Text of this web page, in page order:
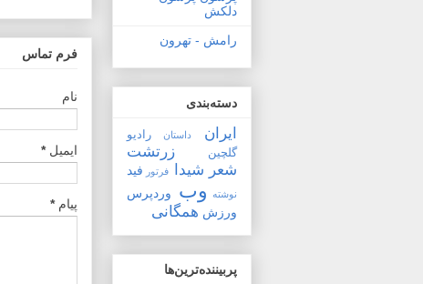
دلکش
رامش - تهرون
دسته‌بندی
ایران داستان
رادیو
گلچین
زرتشت
شعر شیدا فرتور فید
نوشته وب
وردپرس
ورزش همگانی
پربیننده‌ترین‌ها
فرم تماس
نام
ایمیل*
پیام*